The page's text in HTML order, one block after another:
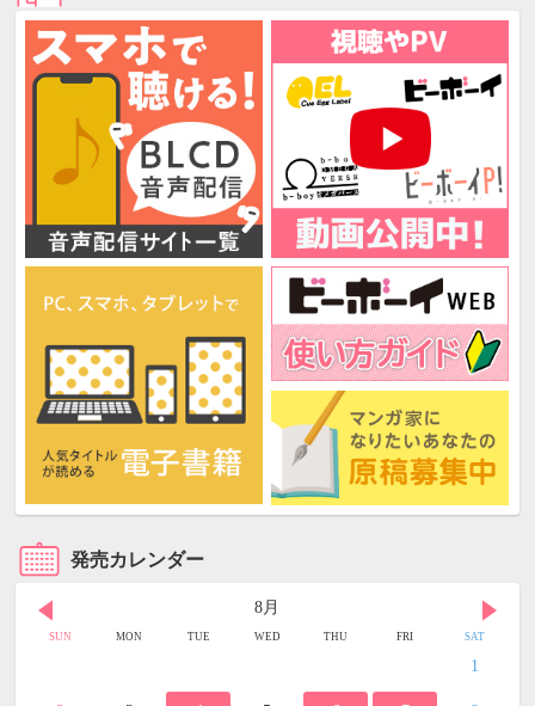
発売カレンダー
8月
SUN MON TUE WED THU FRI SAT
1